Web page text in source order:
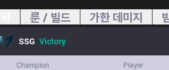
룬 / 빌드 가한 데미지
SSG Victory
Champion Player